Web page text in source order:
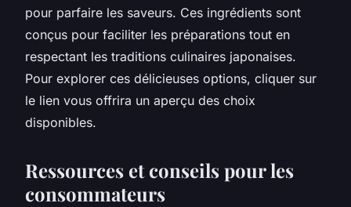
pour parfaire les saveurs. Ces ingrédients sont
conçus pour faciliter les préparations tout en
respectant les traditions culinaires japonaises.
Pour explorer ces délicieuses options, cliquer sur
le lien vous offrira un aperçu des choix
disponibles.
Ressources et conseils pour les
consommateurs